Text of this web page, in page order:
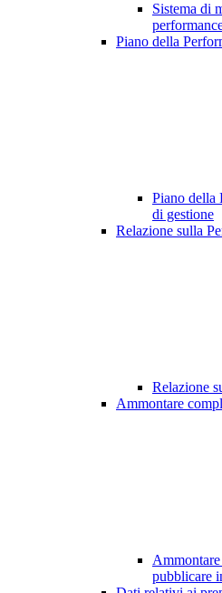
Sistema di
Piano della
Piano della
di gestione
Relazione sulla
Relazione
Ammontare
pubblicare